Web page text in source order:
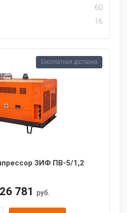
60
16
ЗИФ ПВ-5/1,2
781 руб.
Бесплатная доставка